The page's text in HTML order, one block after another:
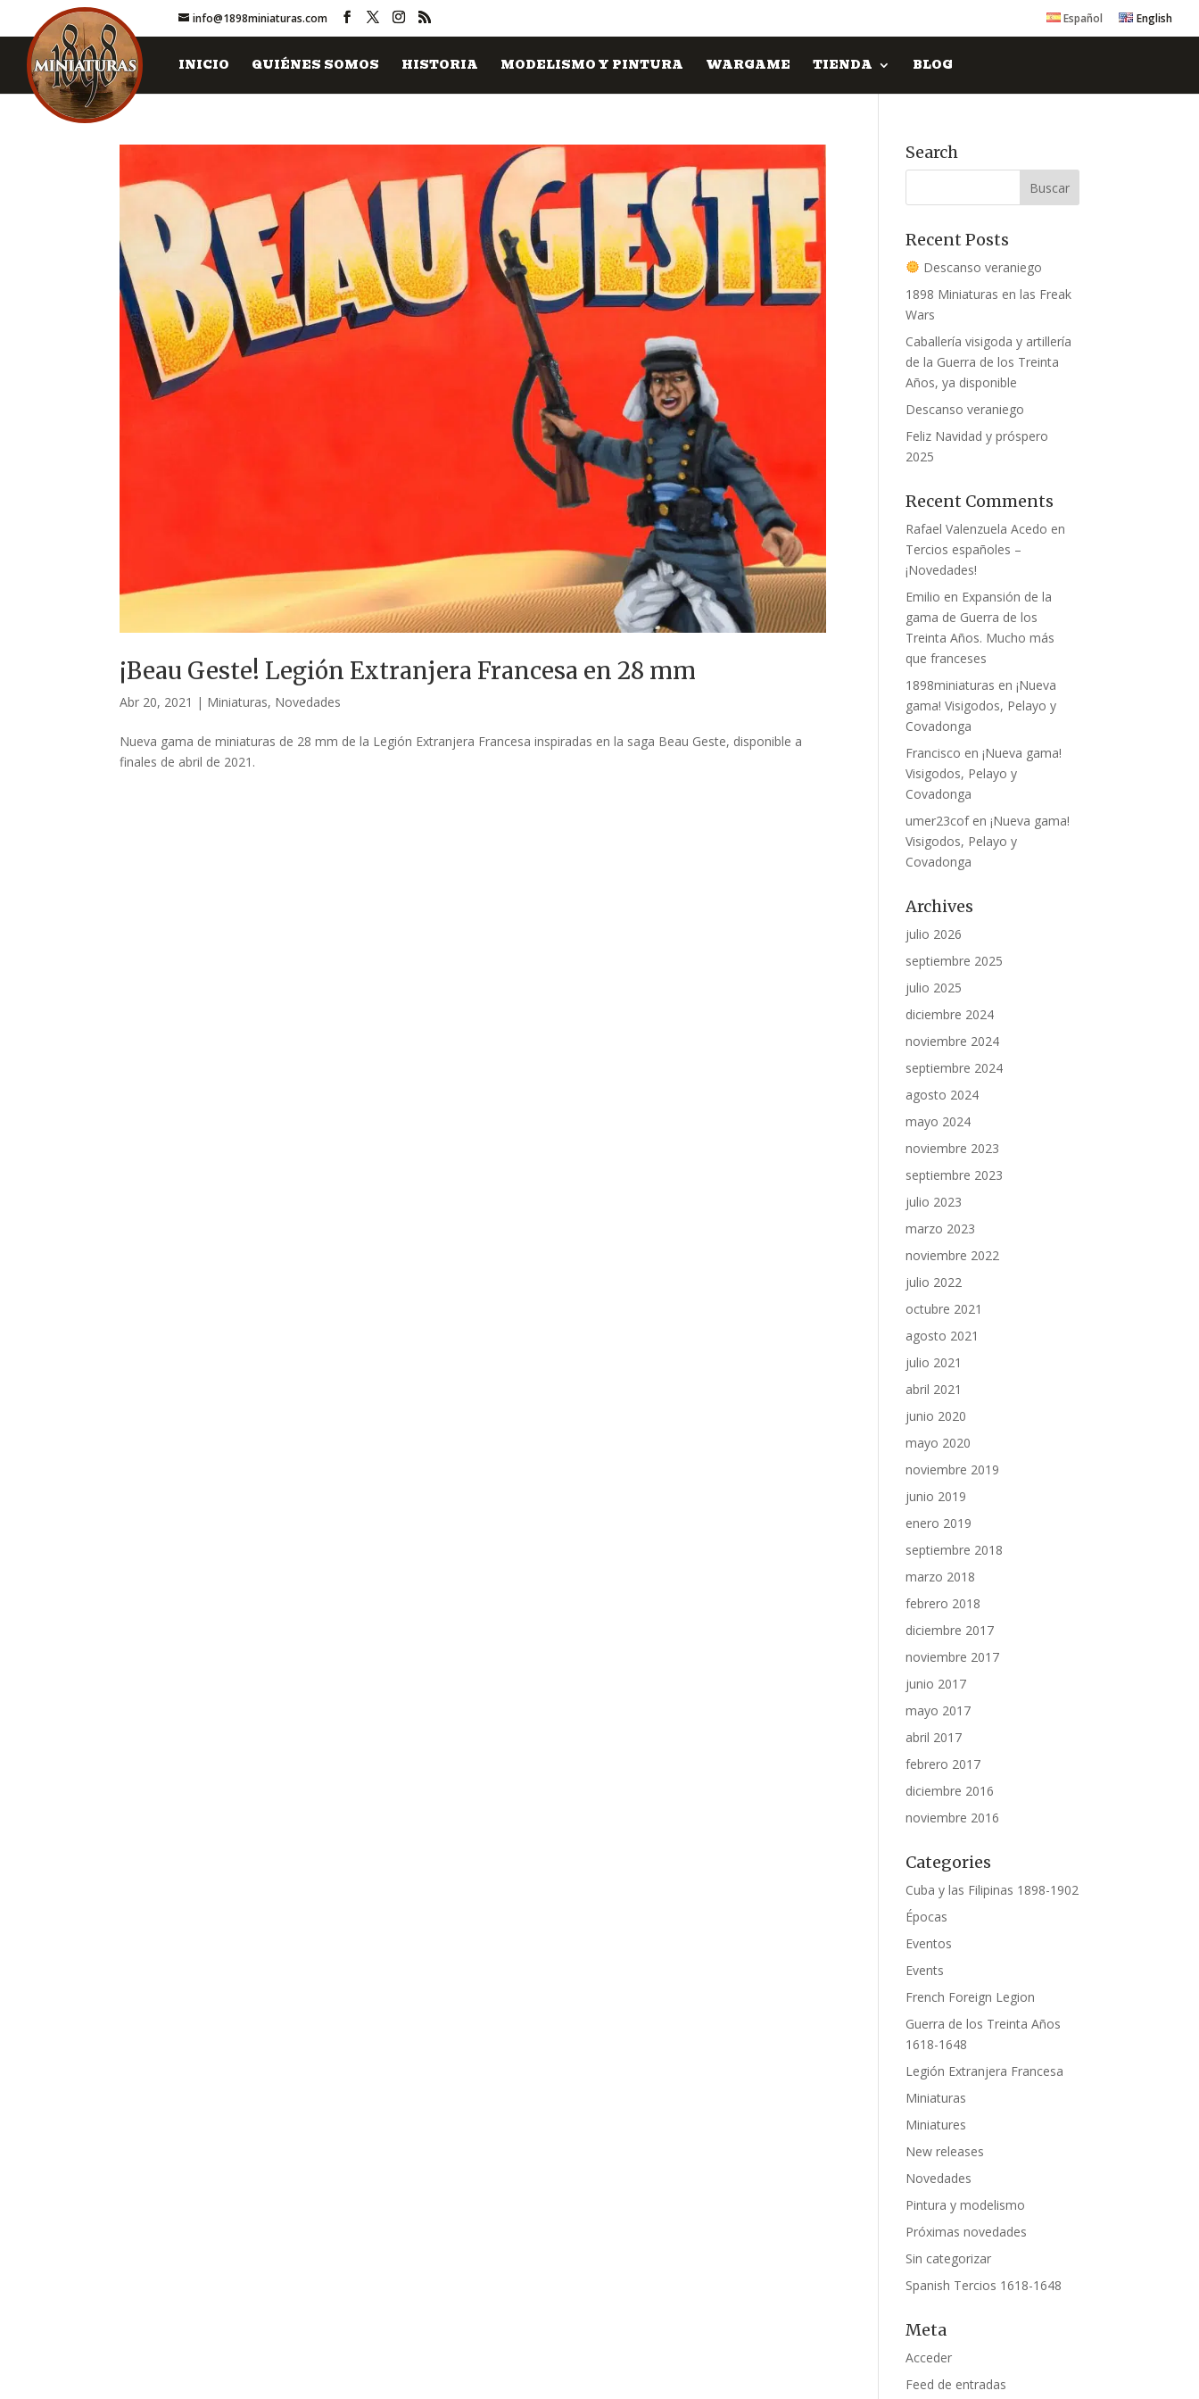
info@1898miniaturas.com Español English
INICIO QUIÉNES SOMOS HISTORIA MODELISMO Y PINTURA WARGAME TIENDA BLOG
¡Beau Geste! Legión Extranjera Francesa en 28 mm
Abr 20, 2021 | Miniaturas, Novedades
Nueva gama de miniaturas de 28 mm de la Legión Extranjera Francesa inspiradas en la saga Beau Geste, disponible a
finales de abril de 2021.
Search
Recent Posts
Descanso veraniego
1898 Miniaturas en las Freak
Wars
Caballería visigoda y artillería
de la Guerra de los Treinta
Años, ya disponible
Descanso veraniego
Feliz Navidad y próspero
2025
Recent Comments
Rafael Valenzuela Acedo en
Tercios españoles –
¡Novedades!
Emilio en Expansión de la
gama de Guerra de los
Treinta Años. Mucho más
que franceses
1898miniaturas en¡Nueva
gama! Visigodos, Pelayo y
Covadonga
Francisco en¡Nueva gama!
Visigodos, Pelayo y
Covadonga
umer23cofen¡Nueva gama!
Visigodos, Pelayo y
Covadonga
Archives
julio 2026
septiembre 2025
julio 2025
diciembre 2024
noviembre 2024
septiembre 2024
agosto 2024
mayo 2024
noviembre 2023
septiembre 2023
julio 2023
marzo 2023
noviembre 2022
julio 2022
octubre 2021
agosto 2021
julio 2021
abril 2021
junio 2020
mayo 2020
noviembre 2019
junio 2019
enero 2019
septiembre 2018
marzo 2018
febrero 2018
diciembre 2017
noviembre 2017
junio 2017
mayo 2017
abril 2017
febrero 2017
diciembre 2016
noviembre 2016
Categories
Cuba y las Filipinas 1898-1902
Épocas
Eventos
Events
French Foreign Legion
Guerra de los Treinta Años
1618-1648
Legión Extranjera Francesa
Miniaturas
Miniatures
New releases
Novedades
Pintura y modelismo
Próximas novedades
Sin categorizar
Spanish Tercios 1618-1648
Meta
Acceder
Feed de entradas